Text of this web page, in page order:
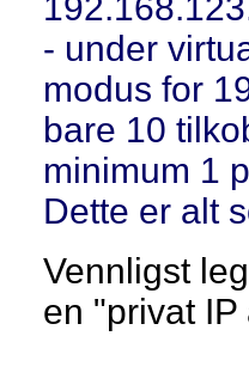
- under
modus for
bare 10
minimum 1
Dette er alt
Vennligst
en "privat